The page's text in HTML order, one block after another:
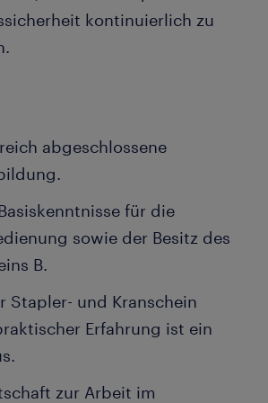
kontinuierlich zu
abgeschlossene
für die
sowie der Besitz des
B.
Stapler- und Kranschein
Erfahrung ist ein
zur Arbeit im